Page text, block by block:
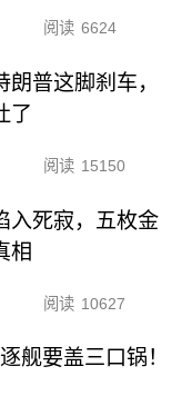
阅读 6624
普这脚刹车，
了
阅读 15150
入死寂，五枚金
相
阅读 10627
舰要盖三口锅！